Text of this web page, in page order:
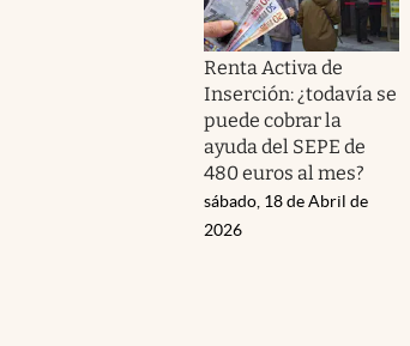
Renta Activa de
Inserción: ¿todavía se
puede cobrar la
ayuda del SEPE de
480 euros al mes?
sábado, 18 de Abril de
2026